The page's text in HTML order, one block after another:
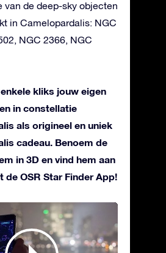
van de deep-sky objecten
in Camelopardalis: NGC
NGC 2366, NGC
kliks jouw eigen
in constellatie
als origineel en uniek
cadeau. Benoem de
in 3D en vind hem aan
de OSR Star Finder App!